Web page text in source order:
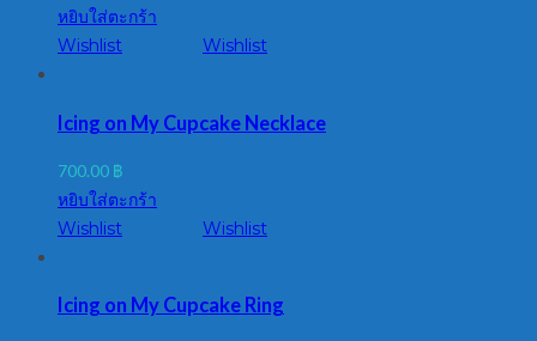
หยิบใส่ตะกร้า
Wishlist
Wishlist
Icing on My Cupcake Necklace
700.00 ฿
หยิบใส่ตะกร้า
Wishlist
Wishlist
Icing on My Cupcake Ring